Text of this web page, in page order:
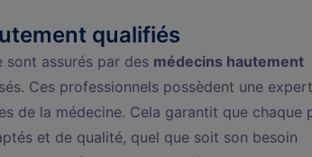
qualifiés
sont assurés par des médecins hautement
Ces professionnels possèdent une
de la médecine. Cela garantit que chaque
et de qualité, quel que soit son besoin